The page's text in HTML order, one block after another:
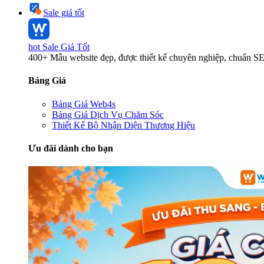
Sale giá tốt
hot Sale Giá Tốt
400+ Mẫu website đẹp, được thiết kế chuyên nghiệp, chuẩn
Bảng Giá
Bảng Giá Web4s
Bảng Giá Dịch Vụ Chăm Sóc
Thiết Kế Bộ Nhận Diện Thương Hiệu
Ưu đãi dành cho bạn